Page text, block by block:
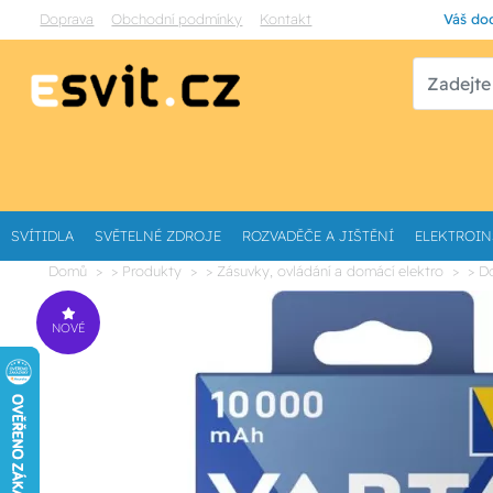
Doprava Obchodní podmínky Kontakt Váš
SVÍTIDLA SVĚTELNÉ ZDROJE ROZVADĚČE A JIŠTĚNÍ
Domů > Produkty > Zásuvky, ovládání a domácí elektro >
NOVÉ